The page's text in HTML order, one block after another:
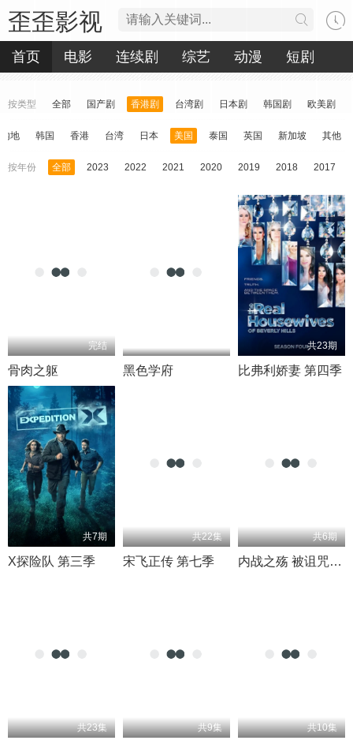
歪歪影视
首页 电影 连续剧 综艺 动漫 短剧
按类型 全部 国产剧 香港剧 台湾剧 日本剧 韩国剧 欧美剧
内地 韩国 香港 台湾 日本 美国 泰国 英国 新加坡 其他
按年份 全部 2023 2022 2021 2020 2019 2018 2017
完结
骨肉之躯 黑色学府
共23期
比弗利娇妻 第四季
共7期
X探险队 第三季
共22集
宋飞正传 第七季
共6期
内战之殇 被诅咒的黄金 第一季
共23集 共9集 共10集